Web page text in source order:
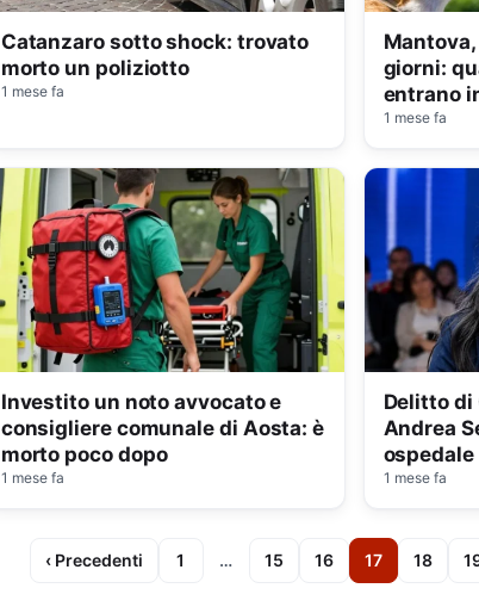
Catanzaro sotto shock: trovato
morto un poliziotto
1 mese fa
giorni:
entrano
cadavere
1 mese fa
Investito un noto avvocato e
consigliere comunale di Aosta: è
morto poco dopo
1 mese fa
Delitto di
Andrea
ospedale
1 mese fa
‹ Precedenti 1 … 15 16 17 18